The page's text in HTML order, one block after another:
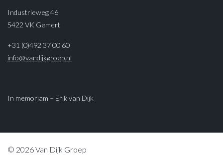
Industrieweg 46
5422 VK Gemert
+31 (0)492 37 00 60
info@vandijkgroep.nl
In memoriam – Erik van Dijk
© 2026 Van Dijk Groep